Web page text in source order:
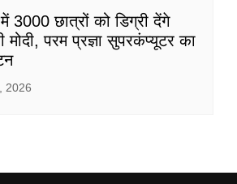
3000 छात्रों को डिग्री देंगे
मोदी, परम प्रज्ञा सुपरकंप्यूटर का
2026